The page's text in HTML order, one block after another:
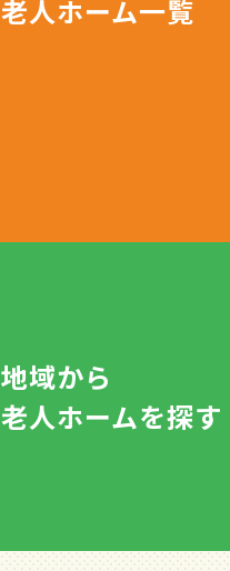
老人ホーム一覧
地域から
老人ホームを探す